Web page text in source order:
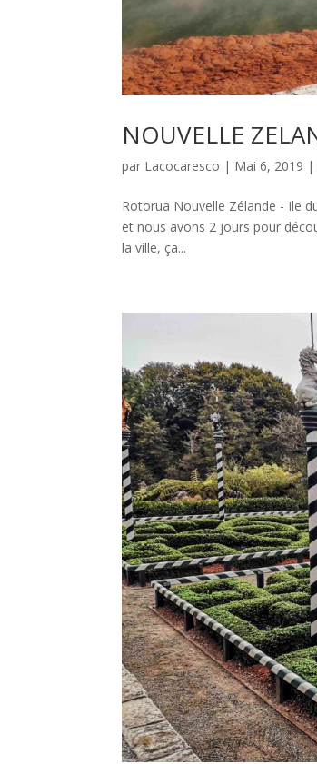
NOUVELLE
par Lacocaresco | Mai 6, 2019 |
Rotorua Nouvelle Zélande - Ile
et nous avons 2 jours pour
la ville, ça...